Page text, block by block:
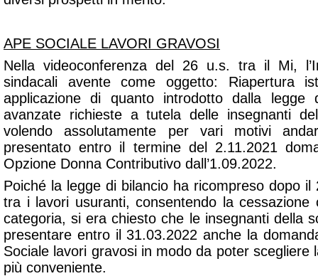
APE SOCIALE LAVORI GRAVOSI
Nella videoconferenza del 26 u.s. tra il Mi,
sindacali avente come oggetto: Riapertura
applicazione di quanto introdotto dalla legge
avanzate richieste a tutela delle insegnanti
volendo assolutamente per vari motivi
presentato entro il termine del 2.11.2021
Opzione Donna Contributivo dall’1.09.2022.
Poiché la legge di bilancio ha ricompreso dopo il
tra i lavori usuranti, consentendo la cessazione
categoria, si era chiesto che le insegnanti della
presentare entro il 31.03.2022 anche la
Sociale lavori gravosi in modo da poter scegliere
più conveniente.